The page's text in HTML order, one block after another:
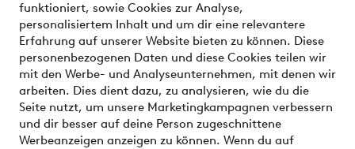
funktioniert, sowie Cookies zur Analyse,
personalisiertem Inhalt und um dir eine relevantere
Erfahrung auf unserer Website bieten zu können. Diese
personenbezogenen Daten und diese Cookies teilen wir
mit den Werbe- und Analyseunternehmen, mit denen wir
arbeiten. Dies dient dazu, zu analysieren, wie du die
Seite nutzt, um unsere Marketingkampagnen verbessern
und dir besser auf deine Person zugeschnittene
Werbeanzeigen anzeigen zu können. Wenn du auf
Sichere Zahlungen - Jetzt bezahlen oder aufteilen
Möchtest du mehr über unsere
Zahlungsmöglichkeitenerfahren?